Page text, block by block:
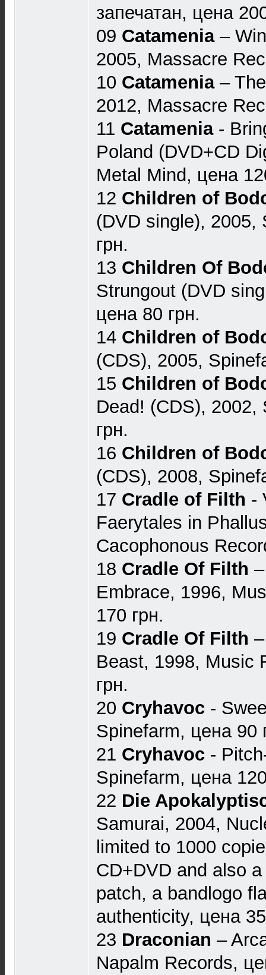
запечатан, цена
09 Catamenia‎–
2005, Massacre
10 Catamenia‎–
2012, Massacre
11 Catamenia-
Poland (DVD+CD
Metal Mind, цена
12 Children of
(DVD single), 2005,
грн.
13 Children Of
Strungout (DVD
цена 80 грн.
14 Children of
(CDS), 2005,
15 Children of
Dead! (CDS), 2002,
грн.
16 Children of
(CDS), 2008,
17 Cradle of Filth -
Faerytales in
Cacophonous
18 Cradle Of Filth
Embrace, 1996,
170 грн.
19 Cradle Of Filth
Beast, 1998, Music
грн.
20 Cryhavoc -
Spinefarm, цена 90
21 Cryhavoc -
Spinefarm, цена
22 Die
Samurai, 2004,
limited to 1000
CD+DVD and also
patch, a bandlogo
authenticity, цена
23 Draconian ‎–
Napalm Records,